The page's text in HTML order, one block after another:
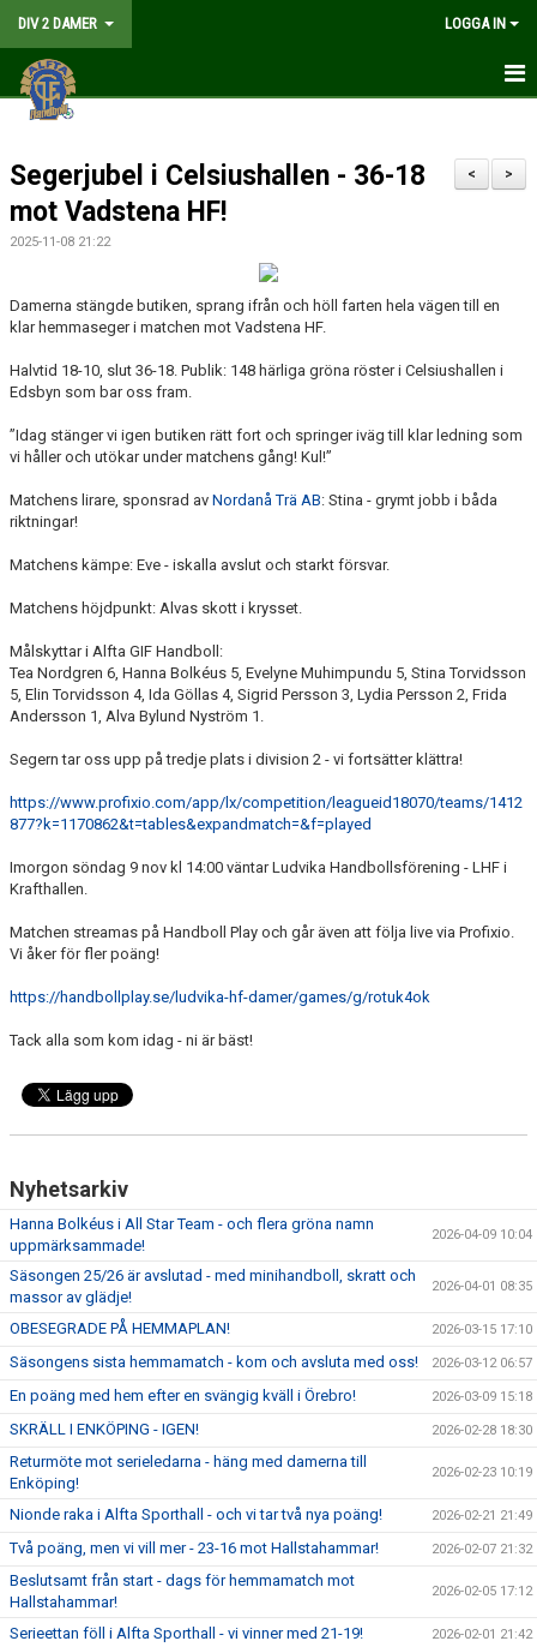
DIV 2 DAMER LOGGA IN
HEM
NYHETER
GÅ PÅ MATCH
KALENDER
TRUPPEN
DOKUMENT
LIVESÄNDNING
>
<
Segerjubel i Celsiushallen - 36-18
mot Vadstena HF!
2025-11-08 21:22
Damerna stängde butiken, sprang ifrån och höll farten hela vägen till en
klar hemmaseger i matchen mot Vadstena HF.
Halvtid 18-10, slut 36-18. Publik: 148 härliga gröna röster i Celsiushallen i
Edsbyn som bar oss fram.
”Idag stänger vi igen butiken rätt fort och springer iväg till klar ledning som
vi håller och utökar under matchens gång! Kul!”
Matchens lirare, sponsrad av Nordanå Trä AB: Stina - grymt jobb i båda
riktningar!
Matchens kämpe: Eve - iskalla avslut och starkt försvar.
Matchens höjdpunkt: Alvas skott i krysset.
Målskyttar i Alfta GIF Handboll :
Tea Nordgren 6, Hanna Bolkéus 5, Evelyne Muhimpundu 5, Stina Torvidsson
5, Elin Torvidsson 4, Ida Göllas 4, Sigrid Persson 3, Lydia Persson 2, Frida
Andersson 1, Alva Bylund Nyström 1.
Segern tar oss upp på tredje plats i division 2 - vi fortsätter klättra!
https://www.profixio.com/app/lx/competition/leagueid18070/teams/1412
877?k=1170862&t=tables&expandmatch=&f=played
Imorgon söndag 9 nov kl 14:00 väntarLudvika Handbollsförening - LHF i
Krafthallen.
Matchen streamas på Handboll Play och går även att följa live via Profixio.
Vi åker för fler poäng!
https://handbollplay.se/ludvika-hf-damer/games/g/rotuk4ok
Tack alla som kom idag - ni är bäst!
Nyhetsarkiv
Hanna Bolkéus i All Star Team - och flera gröna namn
uppmärksammade!
2026-04-09 10:04
Säsongen 25/26 är avslutad - med minihandboll, skratt och
massor av glädje!
2026-04-01 08:35
OBESEGRADE PÅ HEMMAPLAN! 2026-03-15 17:10
Säsongens sista hemmamatch - kom och avsluta med oss! 2026-03-12 06:57
En poäng med hem efter en svängig kväll i Örebro! 2026-03-09 15:18
SKRÄLL I ENKÖPING - IGEN! 2026-02-28 18:30
Returmöte mot serieledarna - häng med damerna till
Enköping!
2026-02-23 10:19
Nionde raka i Alfta Sporthall - och vi tar två nya poäng! 2026-02-21 21:49
Två poäng, men vi vill mer - 23-16 mot Hallstahammar! 2026-02-07 21:32
Beslutsamt från start - dags för hemmamatch mot
Hallstahammar!
2026-02-05 17:12
Serieettan föll i Alfta Sporthall - vi vinner med 21-19! 2026-02-01 21:42